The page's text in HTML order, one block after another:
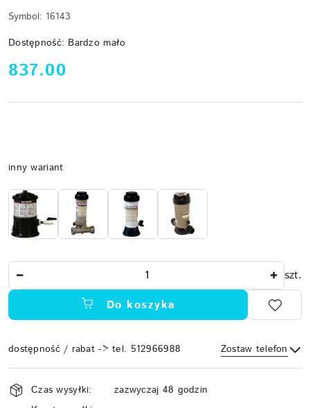
Symbol: 16143
Dostępność: Bardzo mało
cena:
837.00
Wariant
inny wariant
szt.
Do koszyka
dostępność / rabat -> tel. 512966988 Zostaw telefon
Dostępność
i
Czas wysyłki:
zazwyczaj 48 godzin